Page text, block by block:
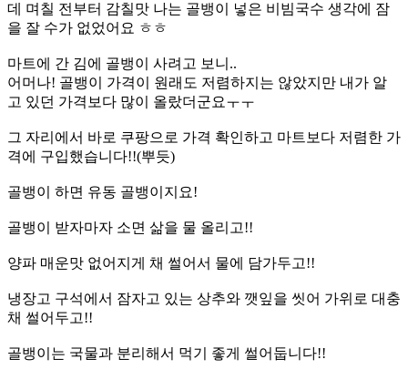
데 며칠 전부터 감칠맛 나는 골뱅이 넣은 비빔국수 생각에 잠
을 잘 수가 없었어요 ㅎㅎ
마트에 간 김에 골뱅이 사려고 보니..
어머나! 골뱅이 가격이 원래도 저렴하지는 않았지만 내가 알
고 있던 가격보다 많이 올랐더군요ㅜㅜ
그 자리에서 바로 쿠팡으로 가격 확인하고 마트보다 저렴한 가
격에 구입했습니다!!(뿌듯)
골뱅이 하면 유동 골뱅이지요!
골뱅이 받자마자 소면 삶을 물 올리고!!
양파 매운맛 없어지게 채 썰어서 물에 담가두고!!
냉장고 구석에서 잠자고 있는 상추와 깻잎을 씻어 가위로 대충
채 썰어두고!!
골뱅이는 국물과 분리해서 먹기 좋게 썰어둡니다!!